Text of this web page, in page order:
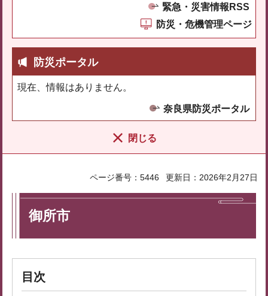
緊急・災害情報RSS
防災・危機管理ページ
防災ポータル
現在、情報はありません。
奈良県防災ポータル
閉じる
ページ番号：5446 更新日：2026年2月27日
御所市
目次